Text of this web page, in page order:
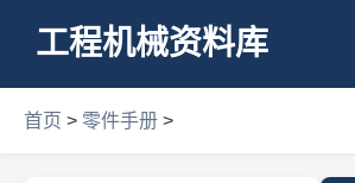
工程机械资料库
首页 > 零件手册 >